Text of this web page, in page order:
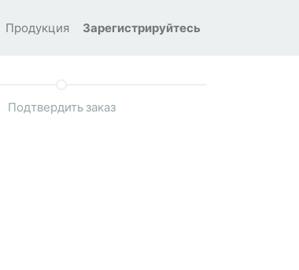
Продукция Зарегистрируйтесь
Подтвердить заказ